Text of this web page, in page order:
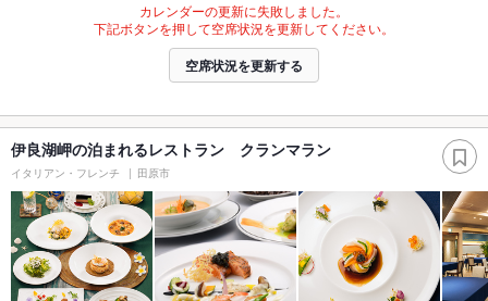
カレンダーの更新に失敗しました。
下記ボタンを押して空席状況を更新してください。
空席状況を更新する
伊良湖岬の泊まれるレストラン クランマラン
イタリアン・フレンチ 田原市